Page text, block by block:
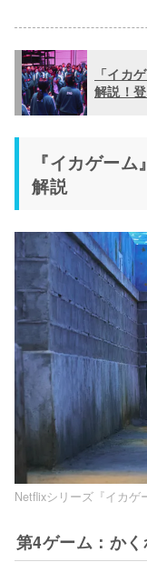
「イカ
解説！
『イカゲー
解説
Netflixシリーズ『イカ
第4ゲーム：か